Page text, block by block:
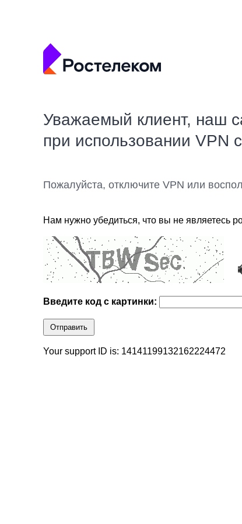
Уважаемый клиент, наш
при использовании VPN
Пожалуйста, отключите VPN или
Нам нужно убедиться, что вы не являетесь
Введите код с картинки:
Отправить
Your support ID is: 14141199132162224472